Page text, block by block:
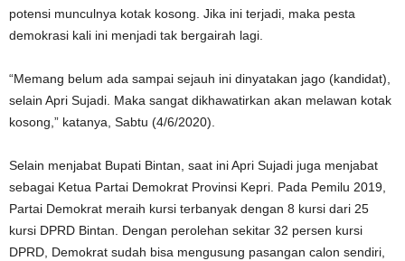
potensi munculnya kotak kosong. Jika ini terjadi, maka pesta
demokrasi kali ini menjadi tak bergairah lagi.
“Memang belum ada sampai sejauh ini dinyatakan jago (kandidat),
selain Apri Sujadi. Maka sangat dikhawatirkan akan melawan kotak
kosong,” katanya, Sabtu (4/6/2020).
Selain menjabat Bupati Bintan, saat ini Apri Sujadi juga menjabat
sebagai Ketua Partai Demokrat Provinsi Kepri. Pada Pemilu 2019,
Partai Demokrat meraih kursi terbanyak dengan 8 kursi dari 25
kursi DPRD Bintan. Dengan perolehan sekitar 32 persen kursi
DPRD, Demokrat sudah bisa mengusung pasangan calon sendiri,